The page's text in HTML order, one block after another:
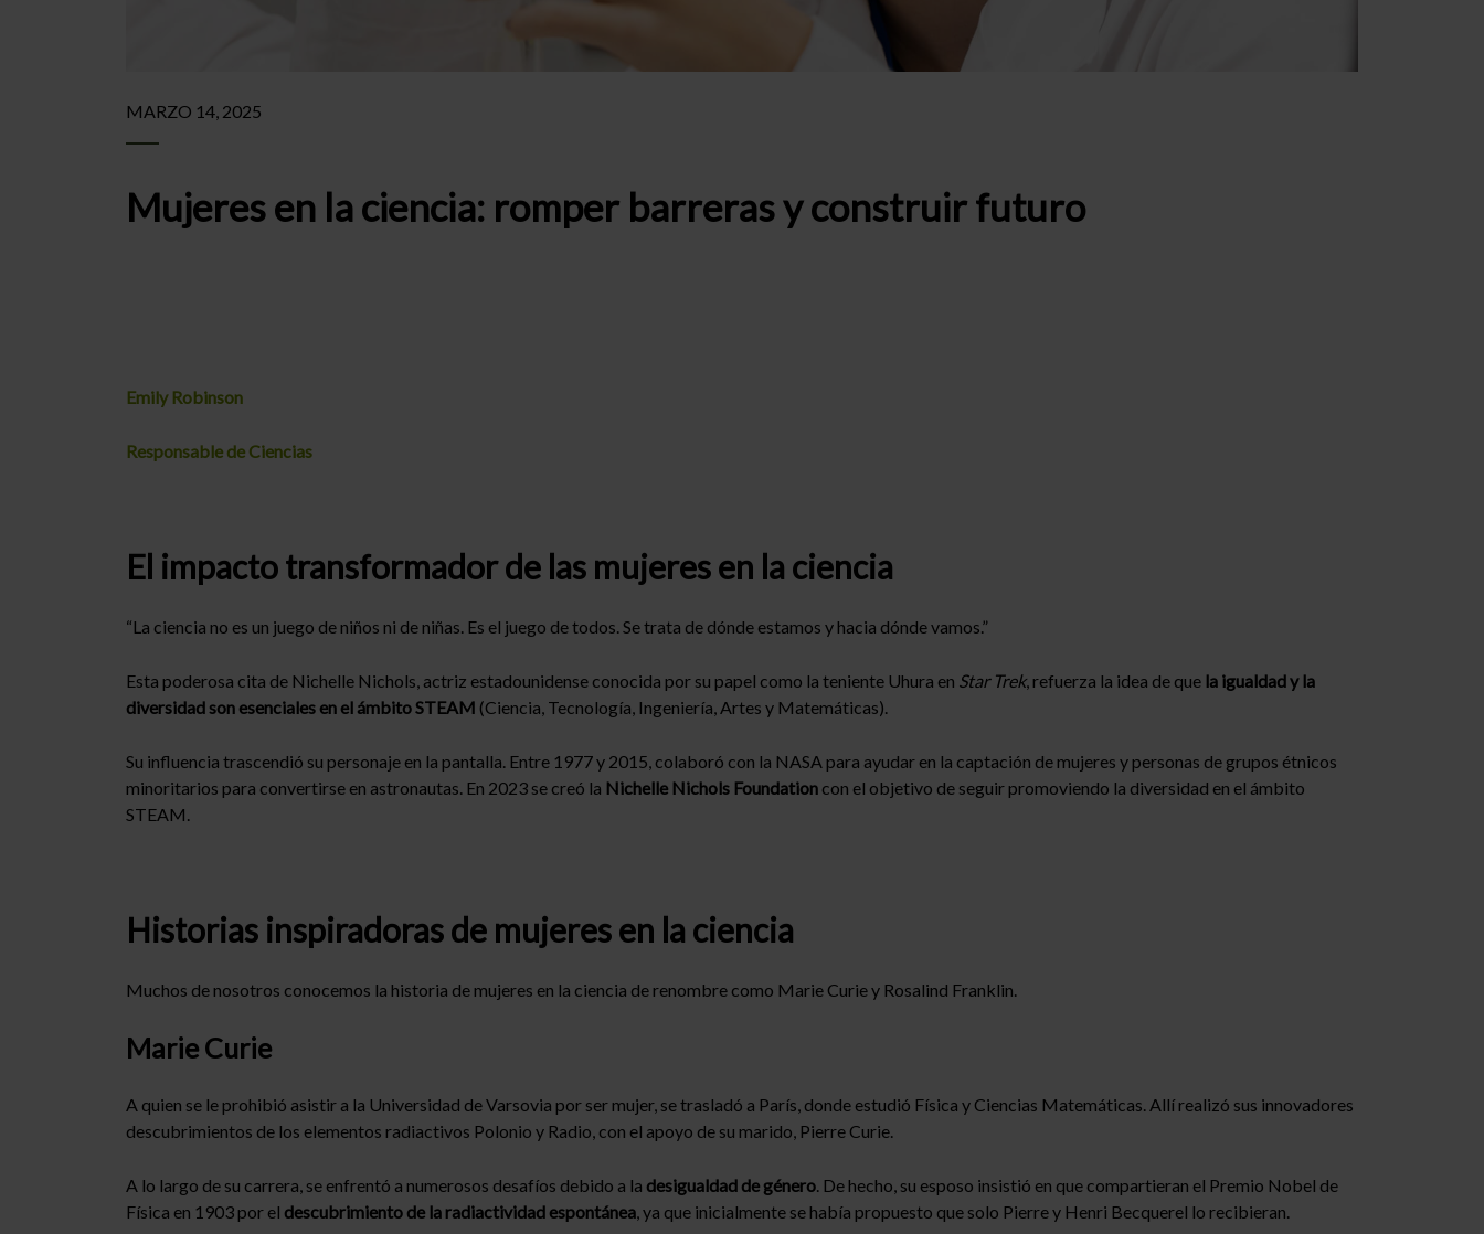
MARZO 14, 2025
Mujeres en la ciencia: romper barreras y construir futuro
Emily Robinson
Responsable de Ciencias
El impacto transformador de las mujeres en la ciencia
“La ciencia no es un juego de niños ni de niñas. Es el juego de todos. Se trata de dónde estamos y hacia dónde vamos.”
Esta poderosa cita de Nichelle Nichols, actriz estadounidense conocida por su papel como la teniente Uhura en Star Trek, refuerza la idea de que la igualdad y la
diversidad son esenciales en el ámbito STEAM (Ciencia, Tecnología, Ingeniería, Artes y Matemáticas).
Su influencia trascendió su personaje en la pantalla. Entre 1977 y 2015, colaboró con la NASA para ayudar en la captación de mujeres y personas de grupos étnicos
minoritarios para convertirse en astronautas. En 2023 se creó la Nichelle Nichols Foundation con el objetivo de seguir promoviendo la diversidad en el ámbito
STEAM.
Historias inspiradoras de mujeres en la ciencia
Muchos de nosotros conocemos la historia de mujeres en la ciencia de renombre como Marie Curie y Rosalind Franklin.
Marie Curie
A quien se le prohibió asistir a la Universidad de Varsovia por ser mujer, se trasladó a París, donde estudió Física y Ciencias Matemáticas. Allí realizó sus innovadores
descubrimientos de los elementos radiactivos Polonio y Radio, con el apoyo de su marido, Pierre Curie.
A lo largo de su carrera, se enfrentó a numerosos desafíos debido a la desigualdad de género. De hecho, su esposo insistió en que compartieran el Premio Nobel de
Física en 1903 por el descubrimiento de la radiactividad espontánea, ya que inicialmente se había propuesto que solo Pierre y Henri Becquerel lo recibieran.